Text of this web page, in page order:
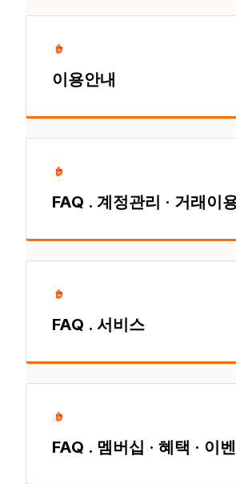
이용안내
FAQ . 계정관리 · 거래이
FAQ . 서비스
FAQ . 멤버십 · 혜택 · 이